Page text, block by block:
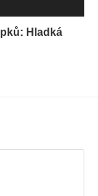
Hladká